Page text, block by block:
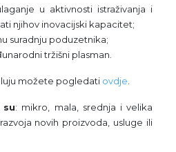
u aktivnosti istraživanja i
njihov inovacijski kapacitet;
suradnju poduzetnika;
tržišni plasman.
možete pogledati ovdje
: mikro, mala, srednja i velika
novih proizvoda, usluge ili